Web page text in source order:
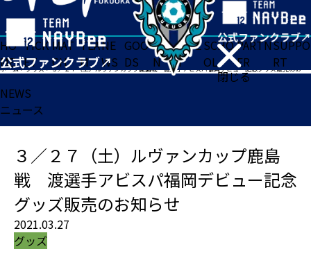
閉じる
HO
ME
TICK
ET
MAT
CH
TEA
M
NE
WS
GOO
DS
FA
N
ACADE
MY
SCHO
OL
PARTN
ER
SUPPO
RT
ホーム>グッズ>３／２７（土）ルヴァンカップ鹿島戦 渡選手アビスパ福岡デビュー記念グッズ販売のお知らせ
NEWS
ニュース
３／２７（土）ルヴァンカップ鹿島
戦 渡選手アビスパ福岡デビュー記念
グッズ販売のお知らせ
2021.03.27
グッズ